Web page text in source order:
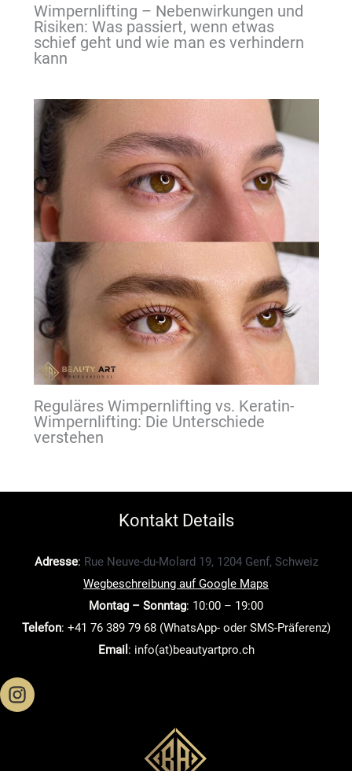
Wimpernlifting – Nebenwirkungen und
Risiken: Was passiert, wenn etwas
schief geht und wie man es verhindern
kann
Reguläres Wimpernlifting vs. Keratin-
Wimpernlifting: Die Unterschiede
verstehen
Kontakt Details
Adresse: Rue Neuve-du-Molard 19, 1204 Genf, Schweiz
Wegbeschreibung auf Google Maps
Montag – Sonntag: 10:00 – 19:00
Telefon: +41 76 389 79 68 (WhatsApp- oder SMS-Präferenz)
Email : info(at)beautyartpro.ch